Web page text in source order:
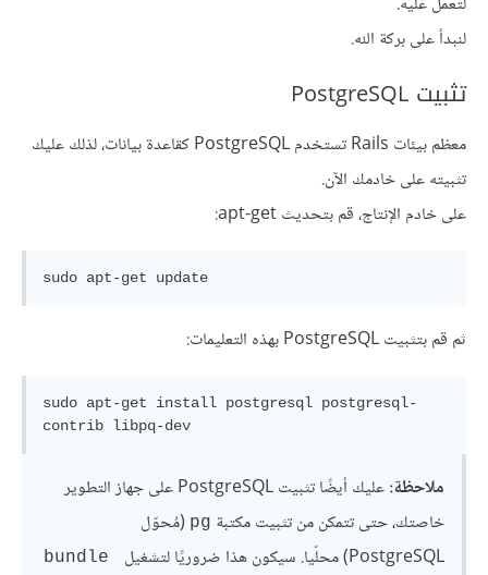
لنبدأ على بركة الله.
تثبيت PostgreSQL
معظم بيئات Rails تستخدم PostgreSQL كقاعدة بيانات، لذلك عليك
تثبيته على خادمك الآن.
على خادم الإنتاج، قم بتحديث apt-get:
sudo apt-get update
ثم قم بتثبيت PostgreSQL بهذه التعليمات:
sudo apt-get install postgresql postgresql-
ملاحظة:
عليك أيضًا تثبيت PostgreSQL على جهاز التطوير
خاصتك، حتى تتمكن من تثبيت مكتبة pg (مُحوّل
PostgreSQL) محلّيا. سيكون هذا ضروريًا لتشغيل
bundle